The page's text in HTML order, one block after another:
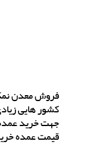
فروش معدن
کشور هایی
جهت خرید
قیمت عمده